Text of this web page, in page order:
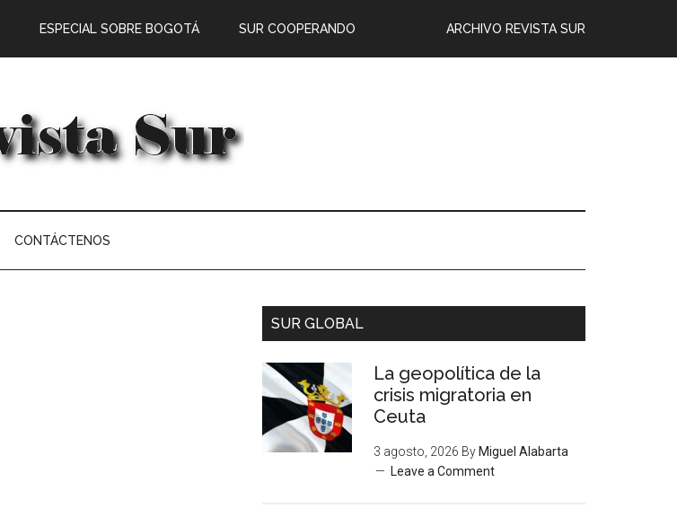
ARCHIVO REVISTA SUR
ESPECIAL SOBRE BOGOTÁ SUR COOPERANDO
CONTÁCTENOS
SUR GLOBAL
La geopolítica de la
crisis migratoria en
Ceuta
3 agosto, 2026 By Miguel Alabarta
Leave a Comment